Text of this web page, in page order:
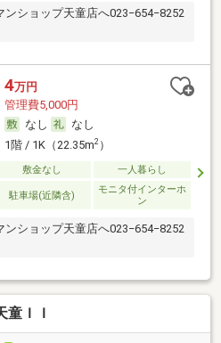
ンショップ天童店へ023−654−8252
4万円
管理費5,000円
なし
なし
1階 / 1K（22.35m2）
敷金なし 一人暮らし
駐車場(近隣含)
モニタ付インターホ
ン
ンショップ天童店へ023−654−8252
童ＩＩ